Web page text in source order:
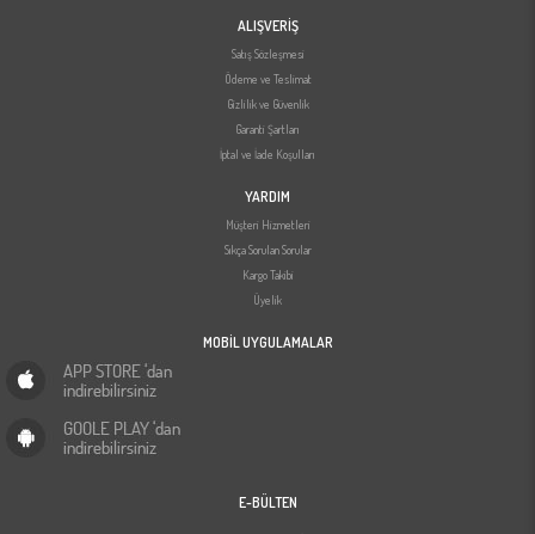
ALIŞVERİŞ
Satış Sözleşmesi
Ödeme ve Teslimat
Gizlilik ve Güvenlik
Garanti Şartları
İptal ve İade Koşulları
YARDIM
Müşteri Hizmetleri
Sıkça Sorulan Sorular
Kargo Takibi
Üyelik
MOBİL UYGULAMALAR
E-BÜLTEN